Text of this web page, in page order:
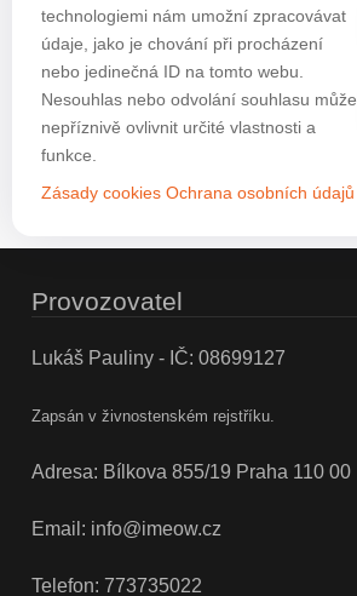
technologiemi nám umožní zpracovávat
údaje, jako je chování při procházení
nebo jedinečná ID na tomto webu.
Nesouhlas nebo odvolání souhlasu může
nepříznivě ovlivnit určité vlastnosti a
funkce.
Zásady cookies Ochrana osobních údajů
Provozovatel
Lukáš Pauliny - IČ: 08699127
Zapsán v živnostenském rejstříku.
Adresa: Bílkova 855/19 Praha 110 00
Email: info@imeow.cz
Telefon: 773735022